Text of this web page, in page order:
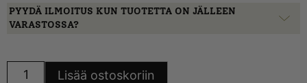
PYYDÄ ILMOITUS KUN TUOTETTA ON JÄLLEEN
VARASTOSSA?
Perhoset
Lisää ostoskoriin